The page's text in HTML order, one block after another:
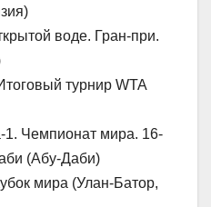
воде. Гран-при.
турнир WTA
Чемпионат мира. 16-
(Абу-Даби)
мира (Улан-Батор,